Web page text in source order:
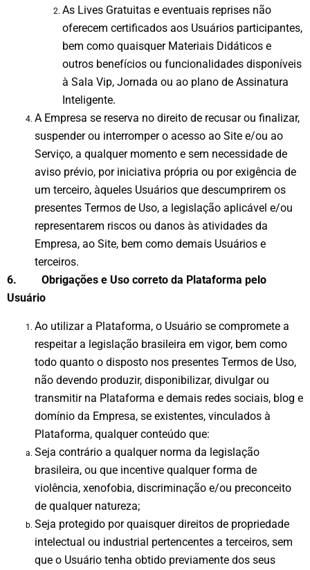
As Lives Gratuitas e eventuais reprises não
oferecem certificados aos Usuários participantes,
bem como quaisquer Materiais Didáticos e
outros benefícios ou funcionalidades disponíveis
à Sala Vip, Jornada ou ao plano de Assinatura
Inteligente.
A Empresa se reserva no direito de recusar ou finalizar,
suspender ou interromper o acesso ao Site e/ou ao
Serviço, a qualquer momento e sem necessidade de
aviso prévio, por iniciativa própria ou por exigência de
um terceiro, àqueles Usuários que descumprirem os
presentes Termos de Uso, a legislação aplicável e/ou
representarem riscos ou danos às atividades da
Empresa, ao Site, bem como demais Usuários e
terceiros.
6. Obrigações e Uso correto da Plataforma pelo
Usuário
Ao utilizar a Plataforma, o Usuário se compromete a
respeitar a legislação brasileira em vigor, bem como
todo quanto o disposto nos presentes Termos de Uso,
não devendo produzir, disponibilizar, divulgar ou
transmitir na Plataforma e demais redes sociais, blog e
domínio da Empresa, se existentes, vinculados à
Plataforma, qualquer conteúdo que:
Seja contrário a qualquer norma da legislação
brasileira, ou que incentive qualquer forma de
violência, xenofobia, discriminação e/ou preconceito
de qualquer natureza;
Seja protegido por quaisquer direitos de propriedade
intelectual ou industrial pertencentes a terceiros, sem
que o Usuário tenha obtido previamente dos seus